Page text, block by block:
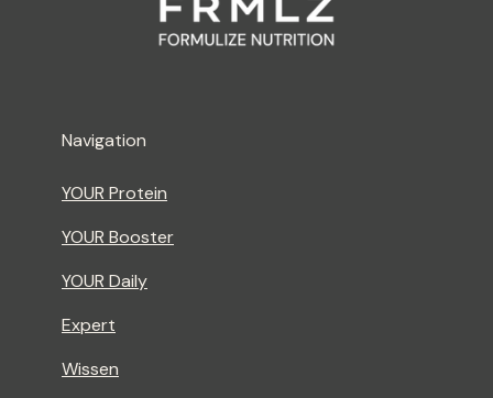
Navigation
YOUR Protein
YOUR Booster
YOUR Daily
Expert
Wissen